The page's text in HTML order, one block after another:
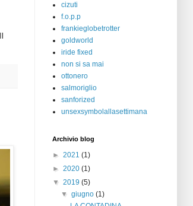
cizuti
f.o.p.p
frankieglobetrotter
goldworld
iride fixed
non si sa mai
ottonero
salmoriglio
sanforized
unsexsymbolallasettimana
Archivio blog
► 2021 (1)
► 2020 (1)
▼ 2019 (5)
▼giugno(1)